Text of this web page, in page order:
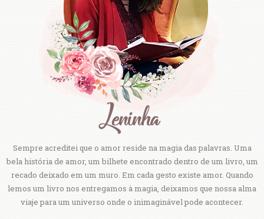
Sempre acreditei que o amor reside na magia das palavras. Uma
bela história de amor, um bilhete encontrado dentro de um livro, um
recado deixado em um muro. Em cada gesto existe amor. Quando
lemos um livro nos entregamos à magia, deixamos que nossa alma
viaje para um universo onde o inimaginável pode acontecer.